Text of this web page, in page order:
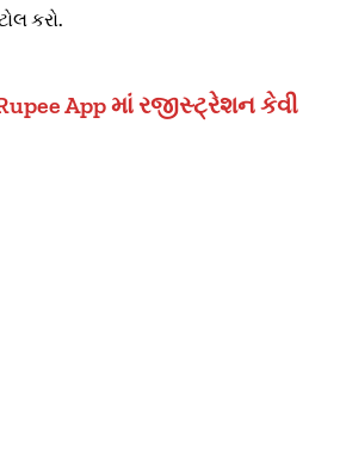
કરો.
App માં રજીસ્ટ્રેશન કેવી